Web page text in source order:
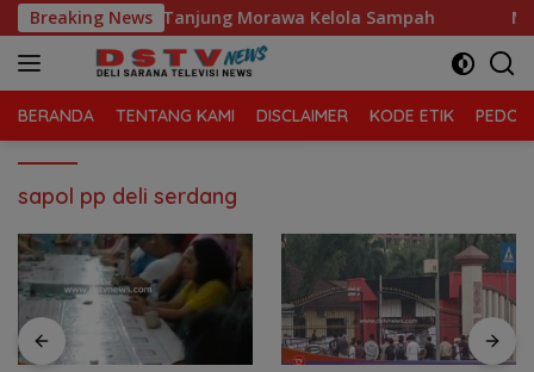
Langsung
ke
konten
Breaking News
Kecamatan Tanjung Morawa Kelola Sampah
BERANDA TENTANG KAMI DISCLAIMER KODE ETIK
sapol pp deli serdang